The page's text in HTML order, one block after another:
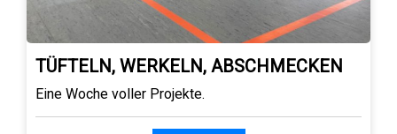
TÜFTELN, WERKELN, ABSCHMECKEN
Eine Woche voller Projekte.